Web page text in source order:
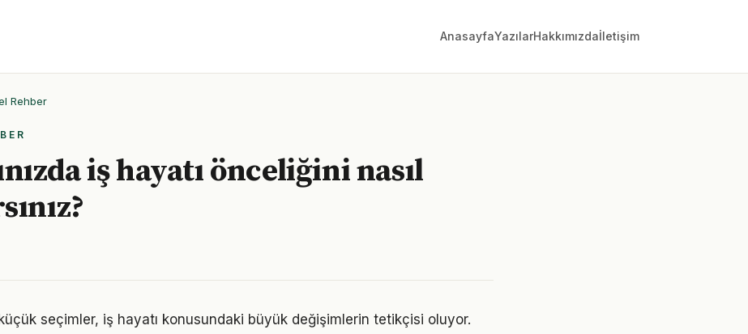
AnasayfaYazılarHakkımızdaİletişim
Rehber
iş hayatı önceliğini nasıl
seçimler, iş hayatı konusundaki büyük değişimlerin tetikçisi oluyor.